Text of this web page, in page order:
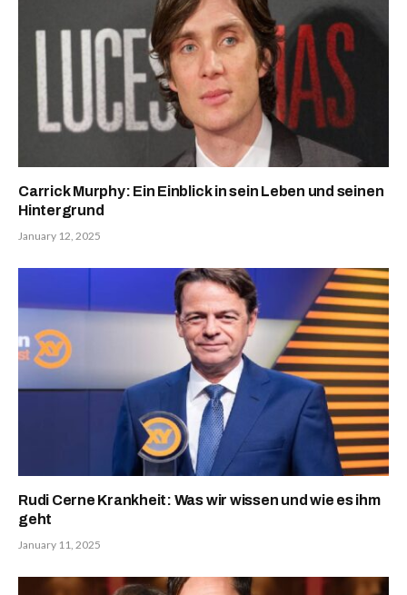
Carrick Murphy: Ein Einblick in sein Leben und seinen
Hintergrund
January 12, 2025
Rudi Cerne Krankheit: Was wir wissen und wie es ihm
geht
January 11, 2025